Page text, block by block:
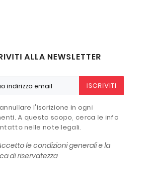
ALLA NEWSLETTER
ISCRIVITI
l'iscrizione in ogni
A questo scopo, cerca le info
nelle note legali.
le condizioni generali e la
di riservatezza